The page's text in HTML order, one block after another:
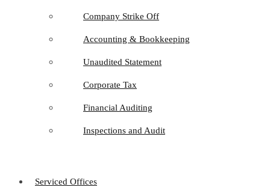
Company Strike Off
Accounting & Bookkeeping
Unaudited Statement
Corporate Tax
Financial Auditing
Inspections and Audit
Serviced Offices